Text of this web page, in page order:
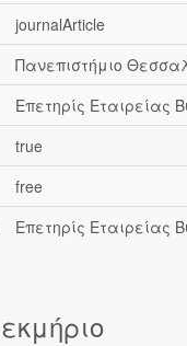
journalArticle
Πανεπιστήμιο
Επετηρίς Εταιρείας
true
free
Επετηρίς Εταιρείας